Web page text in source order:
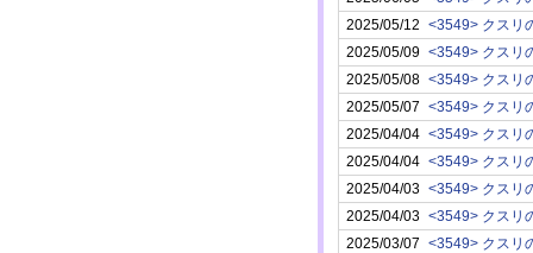
2025/05/12
2025/05/09
2025/05/08
2025/05/07
2025/04/04
2025/04/04
2025/04/03
2025/04/03
2025/03/07